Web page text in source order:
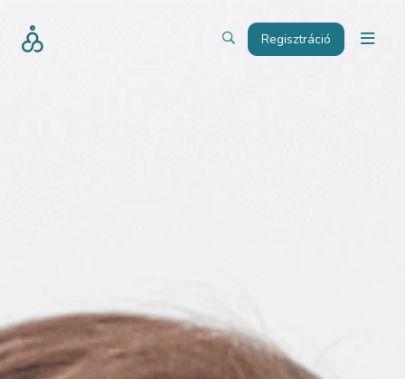
Regisztráció